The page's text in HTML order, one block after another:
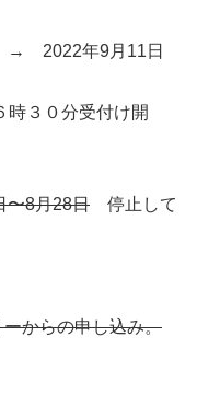
→ 2022年9月11日
時３０分受付け開
〜8月28日 停止して
からの申し込み。